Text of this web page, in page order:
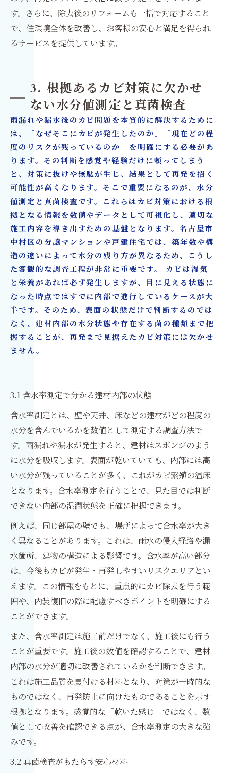
す。さらに、除去後のリフォームも一括で対応すること
で、住環境全体を改善し、お客様の安心と満足を得られ
るサービスを提供しています。
3. 根拠あるカビ対策に欠かせ
ない水分値測定と真菌検査
雨漏れや漏水後のカビ問題を本質的に解決するために
は、「なぜそこにカビが発生したのか」「現在どの程
度のリスクが残っているのか」を明確にする必要があ
ります。その判断を感覚や経験だけに頼ってしまう
と、対策に抜けや無駄が生じ、結果として再発を招く
可能性が高くなります。そこで重要になるのが、水分
値測定と真菌検査です。これらはカビ対策における根
拠となる情報を数値やデータとして可視化し、適切な
施工内容を導き出すための基盤となります。名古屋市
中村区の分譲マンションや戸建住宅では、築年数や構
造の違いによって水分の残り方が異なるため、こうし
た客観的な調査工程が非常に重要です。 カビは湿気
と栄養があれば必ず発生しますが、目に見える状態に
なった時点ではすでに内部で進行しているケースが大
半です。そのため、表面の状態だけで判断するのでは
なく、建材内部の水分状態や存在する菌の種類まで把
握することが、再発まで見据えたカビ対策には欠かせ
ません。
3.1 含水率測定で分かる建材内部の状態
含水率測定とは、壁や天井、床などの建材がどの程度の
水分を含んでいるかを数値として測定する調査方法で
す。雨漏れや漏水が発生すると、建材はスポンジのよう
に水分を吸収します。表面が乾いていても、内部には高
い水分が残っていることが多く、これがカビ繁殖の温床
となります。含水率測定を行うことで、見た目では判断
できない内部の湿潤状態を正確に把握できます。
例えば、同じ部屋の壁でも、場所によって含水率が大き
く異なることがあります。これは、雨水の侵入経路や漏
水箇所、建物の構造による影響です。含水率が高い部分
は、今後もカビが発生・再発しやすいリスクエリアとい
えます。この情報をもとに、重点的にカビ除去を行う範
囲や、内装復旧の際に配慮すべきポイントを明確にする
ことができます。
また、含水率測定は施工前だけでなく、施工後にも行う
ことが重要です。施工後の数値を確認することで、建材
内部の水分が適切に改善されているかを判断できます。
これは施工品質を裏付ける材料となり、対策が一時的な
ものではなく、再発防止に向けたものであることを示す
根拠となります。感覚的な「乾いた感じ」ではなく、数
値として改善を確認できる点が、含水率測定の大きな強
みです。
3.2 真菌検査がもたらす安心材料